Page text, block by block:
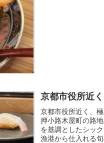
京都市役所近
京都市役所近く、
押小路木屋町の路
を基調としたシッ
漁港から仕入れる